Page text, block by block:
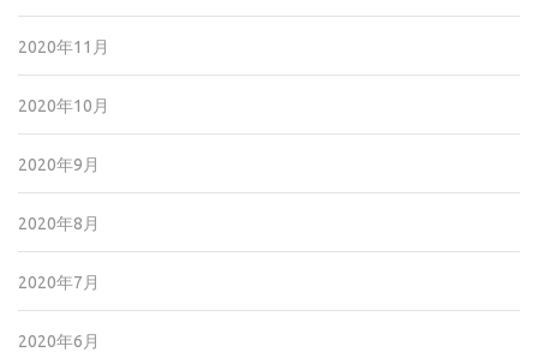
2020年11月
2020年10月
2020年9月
2020年8月
2020年7月
2020年6月